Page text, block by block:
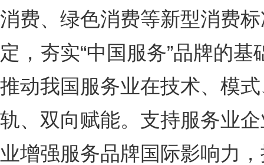
消费、绿色消费等新型消费
定，夯实“中国服务”品牌的
推动我国服务业在技术、模
轨、双向赋能。支持服务业
业增强服务品牌国际影响力